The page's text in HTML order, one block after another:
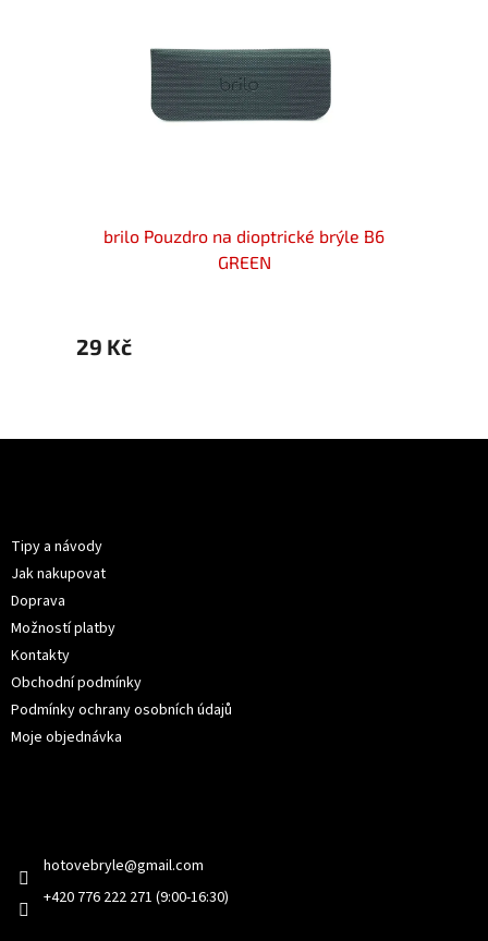
brilo Pouzdro na dioptrické brýle B6
GREEN
29 Kč
Tipy a návody
Jak nakupovat
Doprava
Možností platby
Kontakty
Obchodní podmínky
Podmínky ochrany osobních údajů
Moje objednávka
hotovebryle@gmail.com
+420 776 222 271 (9:00-16:30)